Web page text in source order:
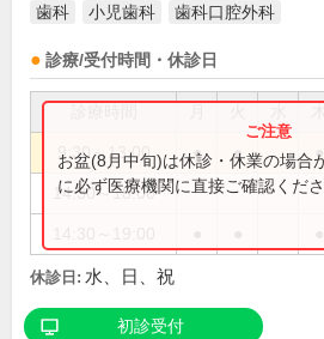
歯科 小児歯科 歯科口腔外科
診療/受付時間・休診日
9:30～13:00 ● ● ●
14:30～18:00
お盆(8月中旬)は休診・休業の場合
に必ず医療機関に直接ご確認くださ
休診日: 水、日、祝
初診受付